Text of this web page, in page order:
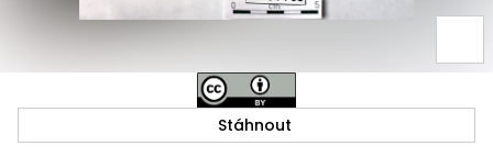
Stáhnout